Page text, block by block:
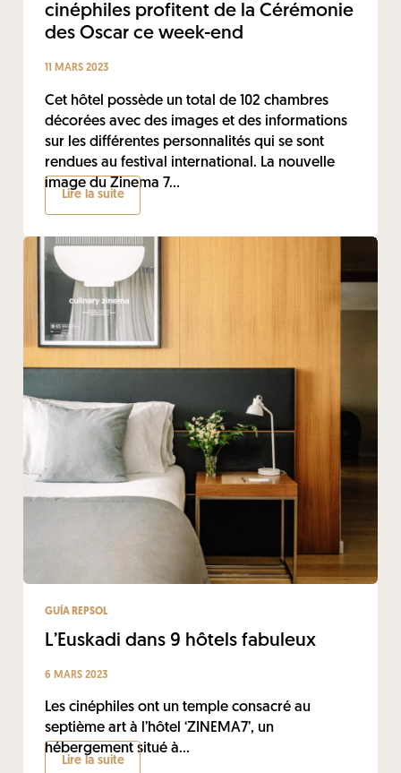
cinéphiles profitent de la Cérémonie
des Oscar ce week-end
11 MARS 2023
Cet hôtel possède un total de 102 chambres
décorées avec des images et des informations
sur les différentes personnalités qui se sont
rendues au festival international. La nouvelle
image du Zinema 7...
Lire la suite
GUÍA REPSOL
L’Euskadi dans 9 hôtels fabuleux
6 MARS 2023
Les cinéphiles ont un temple consacré au
septième art à l’hôtel ‘ZINEMA7’, un
hébergement situé à...
Lire la suite